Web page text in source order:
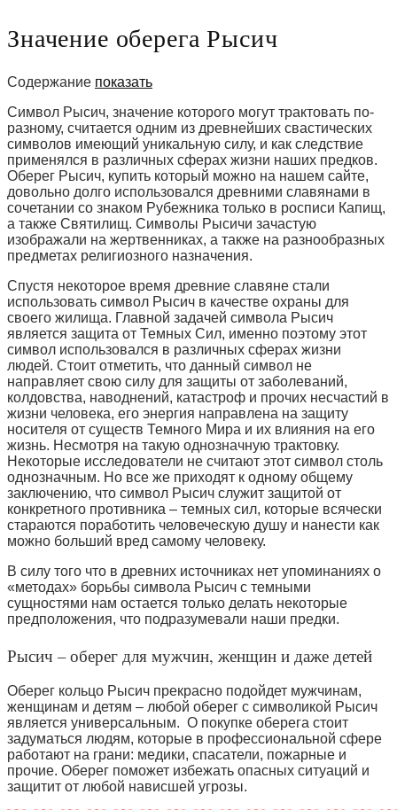
Значение оберега Рысич
Содержание показать
Символ Рысич, значение которого могут трактовать по-
разному, считается одним из древнейших свастических
символов имеющий уникальную силу, и как следствие
применялся в различных сферах жизни наших предков.
Оберег Рысич, купить который можно на нашем сайте,
довольно долго использовался древними славянами в
сочетании со знаком Рубежника только в росписи Капищ,
а также Святилищ. Символы Рысичи зачастую
изображали на жертвенниках, а также на разнообразных
предметах религиозного назначения.
Спустя некоторое время древние славяне стали
использовать символ Рысич в качестве охраны для
своего жилища. Главной задачей символа Рысич
является защита от Темных Сил, именно поэтому этот
символ использовался в различных сферах жизни
людей. Стоит отметить, что данный символ не
направляет свою силу для защиты от заболеваний,
колдовства, наводнений, катастроф и прочих несчастий в
жизни человека, его энергия направлена на защиту
носителя от существ Темного Мира и их влияния на его
жизнь. Несмотря на такую однозначную трактовку.
Некоторые исследователи не считают этот символ столь
однозначным. Но все же приходят к одному общему
заключению, что символ Рысич служит защитой от
конкретного противника – темных сил, которые всячески
стараются поработить человеческую душу и нанести как
можно больший вред самому человеку.
В силу того что в древних источниках нет упоминаниях о
«методах» борьбы символа Рысич с темными
сущностями нам остается только делать некоторые
предположения, что подразумевали наши предки.
Рысич – оберег для мужчин, женщин и даже детей
Оберег кольцо Рысич прекрасно подойдет мужчинам,
женщинам и детям – любой оберег с символикой Рысич
является универсальным. О покупке оберега стоит
задуматься людям, которые в профессиональной сфере
работают на грани: медики, спасатели, пожарные и
прочие. Оберег поможет избежать опасных ситуаций и
защитит от любой нависшей угрозы.